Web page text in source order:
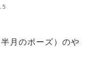
月のポーズ）のや